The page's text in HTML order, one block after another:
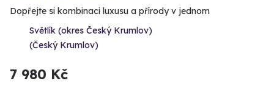
Dopřejte si kombinaci luxusu a přírody v jednom
Světlík (okres Český Krumlov)
(Český Krumlov)
7 980 Kč